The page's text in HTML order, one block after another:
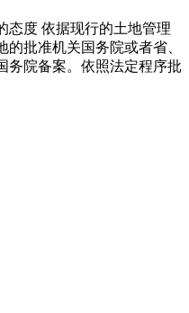
态度 依据现行的土地管理
批准机关国务院或者省、
务院备案。依照法定程序批